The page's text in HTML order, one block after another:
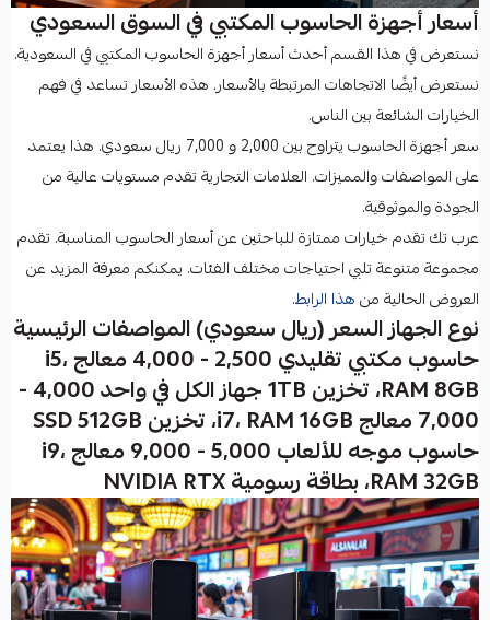
أسعار أجهزة الحاسوب المكتبي في السوق السعودي
نستعرض في هذا القسم أحدث أسعار أجهزة الحاسوب المكتبي في السعودية.
نستعرض أيضًا الاتجاهات المرتبطة بالأسعار. هذه الأسعار تساعد في فهم
الخيارات الشائعة بين الناس.
سعر أجهزة الحاسوب يتراوح بين 2,000 و 7,000 ريال سعودي. هذا يعتمد
على المواصفات والمميزات. العلامات التجارية تقدم مستويات عالية من
الجودة والموثوقية.
عرب تك تقدم خيارات ممتازة للباحثين عن أسعار الحاسوب المناسبة. تقدم
مجموعة متنوعة تلبي احتياجات مختلف الفئات. يمكنكم معرفة المزيد عن
العروض الحالية منهذا الرابط.
نوع الجهاز السعر (ريال سعودي) المواصفات الرئيسية
حاسوب مكتبي تقليدي 2,500 - 4,000 معالج i5،
RAM 8GB، تخزين 1TB جهاز الكل في واحد 4,000 -
7,000 معالج i7، RAM 16GB، تخزين SSD 512GB
حاسوب موجه للألعاب 5,000 - 9,000 معالج i9،
RAM 32GB، بطاقة رسومية NVIDIA RTX